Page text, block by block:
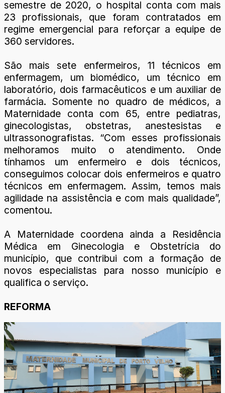
semestre de 2020, o hospital conta com mais
23 profissionais, que foram contratados em
regime emergencial para reforçar a equipe de
360 servidores.
São mais sete enfermeiros, 11 técnicos em
enfermagem, um biomédico, um técnico em
laboratório, dois farmacêuticos e um auxiliar de
farmácia. Somente no quadro de médicos, a
Maternidade conta com 65, entre pediatras,
ginecologistas, obstetras, anestesistas e
ultrassonografistas. “Com esses profissionais
melhoramos muito o atendimento. Onde
tínhamos um enfermeiro e dois técnicos,
conseguimos colocar dois enfermeiros e quatro
técnicos em enfermagem. Assim, temos mais
agilidade na assistência e com mais qualidade”,
comentou.
A Maternidade coordena ainda a Residência
Médica em Ginecologia e Obstetrícia do
município, que contribui com a formação de
novos especialistas para nosso município e
qualifica o serviço.
REFORMA